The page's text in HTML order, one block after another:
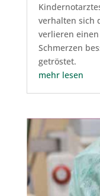
verhalten sich
verlieren
Schmerzen
getröstet.
mehr lesen